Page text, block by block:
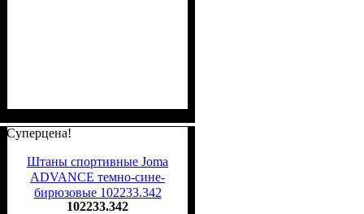
Суперцена!
Штаны спортивные Joma
ADVANCE темно-сине-
бирюзовые 102233.342
102233.342